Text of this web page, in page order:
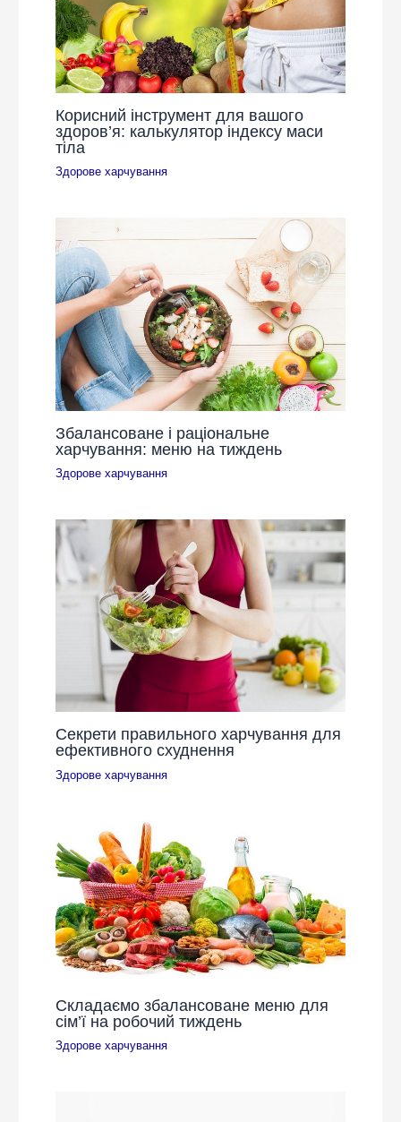
Корисний інструмент для вашого
здоров’я: калькулятор індексу маси
тіла
Здорове харчування
Збалансоване і раціональне
харчування: меню на тиждень
Здорове харчування
Секрети правильного харчування для
ефективного схуднення
Здорове харчування
Складаємо збалансоване меню для
сім’ї на робочий тиждень
Здорове харчування